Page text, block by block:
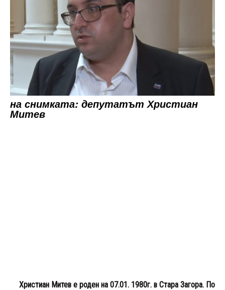
на снимката: депутатът Христиан
Митев
Христиан Митев е роден на 07.01. 1980г. в Стара Загора. По